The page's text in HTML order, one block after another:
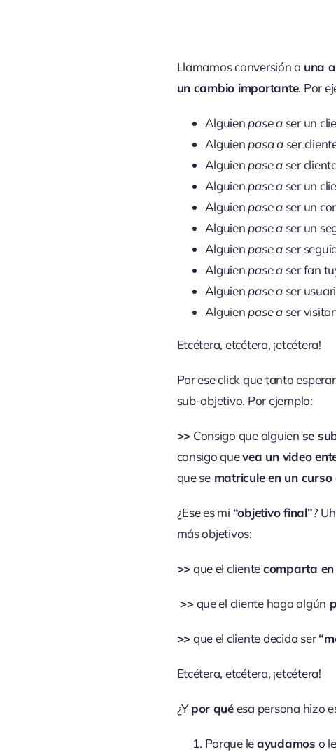
Llamamos conversión a una
un cambio importante. Por
Alguienpase aser un
Alguienpasa aser
Alguienpase aser
Alguienpase aser un
Alguienpase aser un
Alguienpase aser un
Alguienpase aser
Alguienpase aser fan
Alguienpase aser
Alguienpase aser
Etcétera, etcétera, ¡etcétera!
Por ese click que tanto
sub-objetivo. Por ejemplo:
>> Consigo que alguien se
consigo quevea un video
que se matricule en un curso
¿Ese es mi “objetivo final”?
más objetivos:
>>que el clientecomparta
>>que el cliente haga algún
>>que el cliente decida ser
Etcétera, etcétera, ¡etcétera!
¿Ypor quéesa persona hizo
Porque leayudamos o